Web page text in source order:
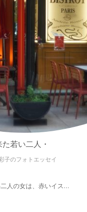
若い二人・
子のフォトエッセイ
人の女は、赤いイス…